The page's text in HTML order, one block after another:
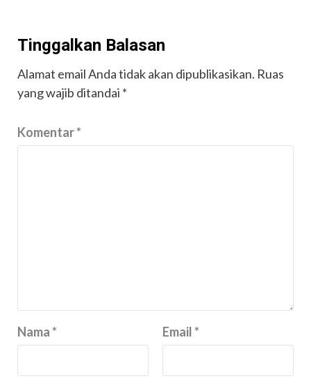
Tinggalkan Balasan
Alamat email Anda tidak akan dipublikasikan. Ruas
yang wajib ditandai *
Komentar*
Nama* Email*